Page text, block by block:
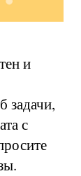
и
задачи,
с